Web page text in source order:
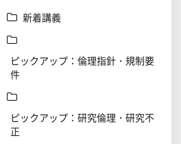
新着講義
ピックアップ：倫理指針・規制要
件
ピックアップ：研究倫理・研究不
正